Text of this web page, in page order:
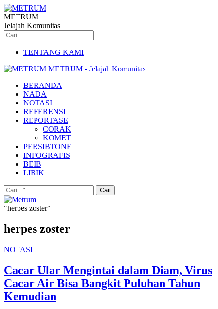
METRUM
Jelajah Komunitas
TENTANG KAMI
METRUM - Jelajah Komunitas
BERANDA
NADA
NOTASI
REFERENSI
REPORTASE
CORAK
KOMET
PERSIBTONE
INFOGRAFIS
BEIB
LIRIK
"herpes zoster"
herpes zoster
NOTASI
Cacar Ular Mengintai dalam Diam, Virus
Cacar Air Bisa Bangkit Puluhan Tahun
Kemudian